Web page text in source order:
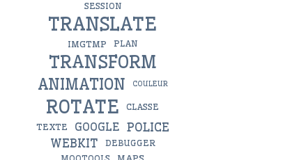
SESSION
TRANSLATE
IMGTMP PLAN
TRANSFORM
ANIMATION COULEUR
ROTATE CLASSE
TEXTE GOOGLE POLICE
WEBKIT
DEBUGGER